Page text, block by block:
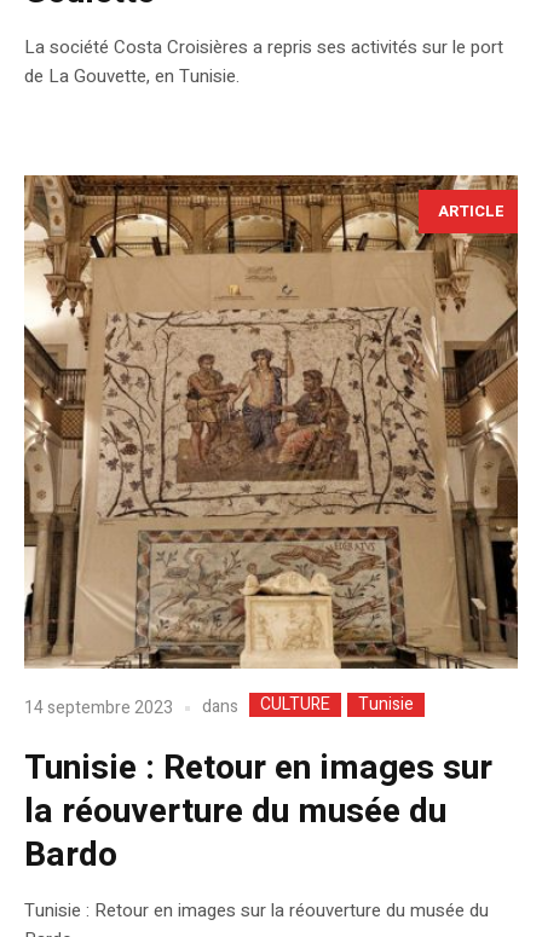
La société Costa Croisières a repris ses activités sur le port
de La Gouvette, en Tunisie.
ARTICLE
14 septembre 2023 dans CULTURE Tunisie
Tunisie : Retour en images sur
la réouverture du musée du
Bardo
Tunisie : Retour en images sur la réouverture du musée du